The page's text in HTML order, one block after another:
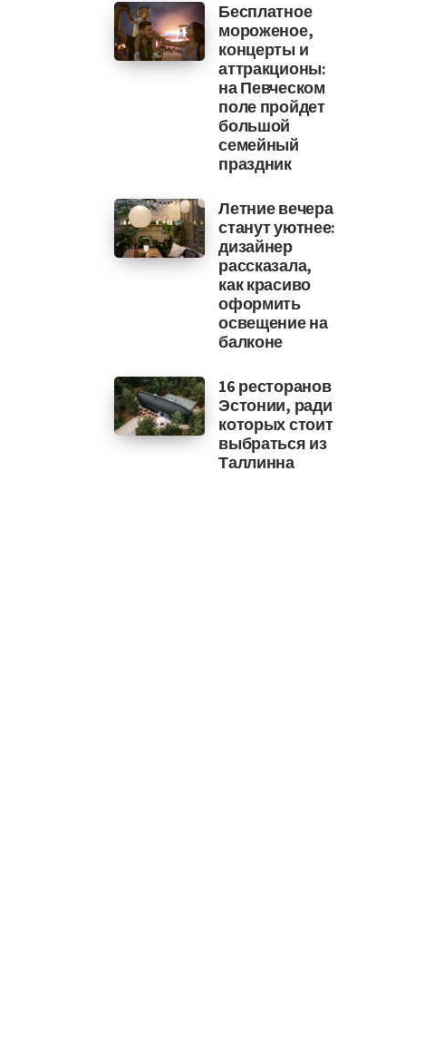
Бесплатное
мороженое,
концерты и
аттракционы:
на Певческом
поле пройдет
большой
семейный
праздник
Летние вечера
станут уютнее:
дизайнер
рассказала,
как красиво
оформить
освещение на
балконе
16 ресторанов
Эстонии, ради
которых стоит
выбраться из
Таллинна